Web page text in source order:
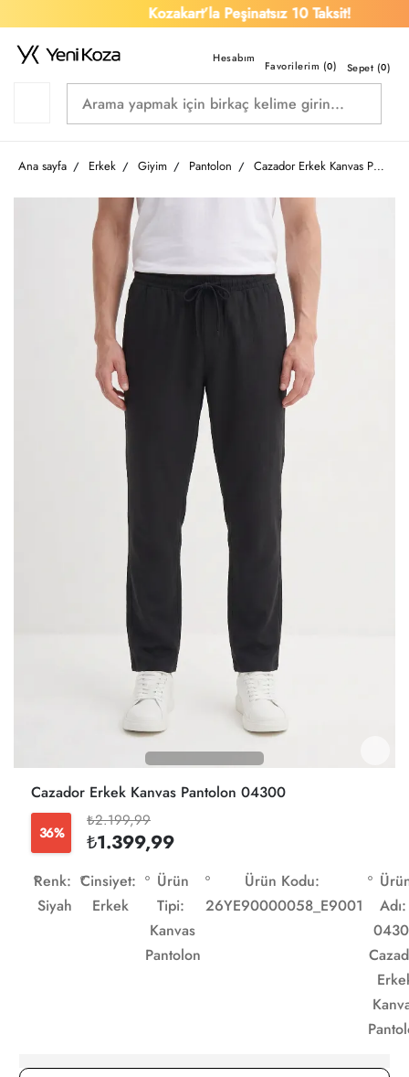
Kozakart’la Peşinatsız 10 Taksit!
Favorilerim (0) Sepet (0)
Ana sayfa Erkek Giyim Pantolon Cazador Erkek Kanvas Pantolon 04300
Cazador Erkek Kanvas Pantolon 04300
36%
₺2.199,99
₺1.399,99
Renk:
Siyah
Cinsiyet:
Erkek
Ürün
Tipi:
Kanvas
Pantolon
Ürün Kodu:
26YE90000058_E9001
Adı: